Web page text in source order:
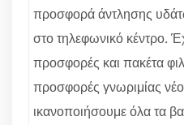
προσφορά άντλησης
στο τηλεφωνικό κέντρο.
προσφορές και πακέτα
προσφορές γνωριμίας
ικανοποιήσουμε όλα τα